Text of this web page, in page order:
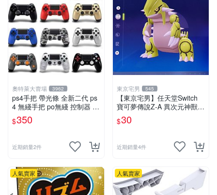
奧特萊大賣場 3962
ps4手把 帶光條 全新二代 ps
4 無綫手把 po無綫 控制器 電
腦搖罕 PC 手把W
$350
近期銷量2件
東京宅男 545
【東京宅男】任天堂Switch
寶可夢傳說Z-A 異次元神獸
色違 固拉多
$30
近期銷量4件
人氣賣家 人氣賣家